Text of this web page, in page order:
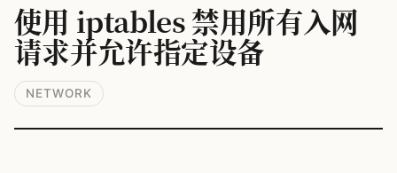
使用 iptables 禁用所有入网
请求并允许指定设备
NETWORK